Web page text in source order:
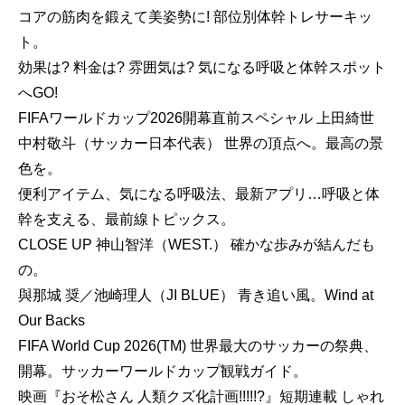
コアの筋肉を鍛えて美姿勢に! 部位別体幹トレサーキッ
ト。
効果は? 料金は? 雰囲気は? 気になる呼吸と体幹スポット
へGO!
FIFAワールドカップ2026開幕直前スペシャル 上田綺世
中村敬斗（サッカー日本代表） 世界の頂点へ。最高の景
色を。
便利アイテム、気になる呼吸法、最新アプリ…呼吸と体
幹を支える、最前線トピックス。
CLOSE UP 神山智洋（WEST.） 確かな歩みが結んだも
の。
與那城 奨／池崎理人（JI BLUE） 青き追い風。Wind at
Our Backs
FIFA World Cup 2026(TM) 世界最大のサッカーの祭典、
開幕。サッカーワールドカップ観戦ガイド。
映画『おそ松さん 人類クズ化計画!!!!!?』短期連載 しゃれ